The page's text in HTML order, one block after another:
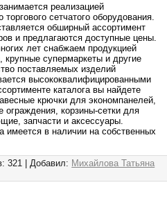
реализацией
торгового сетчатого оборудования.
обширный ассортимент
и предлагаются доступные цены.
лет снабжаем продукцией
крупные супермаркеты и другие
поставляемых изделий
высококвалифицированными
каталога вы найдете
крючки для экономпанелей,
корзины-сетки для
запчасти и аксессуары.
имеется в наличии на собственных
321 | Добавил: Михайлова Татьяна